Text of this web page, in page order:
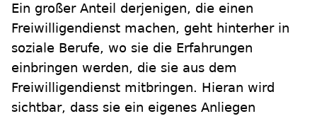
Ein großer Anteil derjenigen, die einen
Freiwilligendienst machen, geht hinterher in
soziale Berufe, wo sie die Erfahrungen
einbringen werden, die sie aus dem
Freiwilligendienst mitbringen. Hieran wird
sichtbar, dass sie ein eigenes Anliegen